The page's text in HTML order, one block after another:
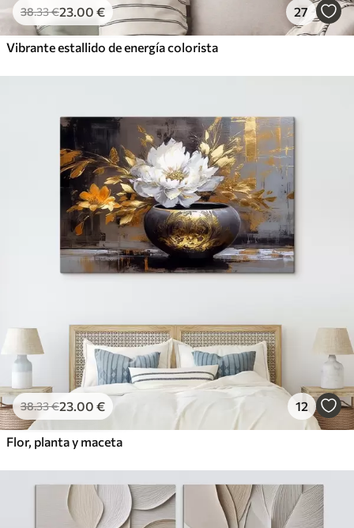
38.33€23.00 € 27
Vibrante estallido de energía colorista
38.33€23.00 € 12
Flor, planta y maceta